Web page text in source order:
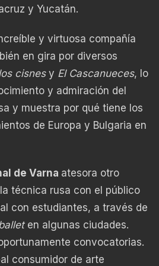
y Yucatán.
y virtuosa compañía
en gira por diversos
cisnesy El Cascanueces, lo
y admiración del
y muestra por qué tiene los
de Europa y Bulgaria en
de Varna atesora otro
técnica rusa con el público
con estudiantes, a través de
en algunas ciudades.
convocatorias.
consumidor de arte